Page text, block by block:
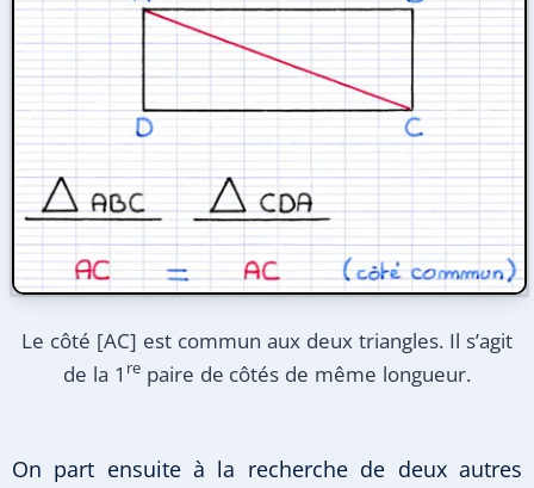
Le côté [AC] est commun aux deux triangles. Il s’agit
de la 1 repaire de côtés de même longueur.
On part ensuite à la recherche de deux autres